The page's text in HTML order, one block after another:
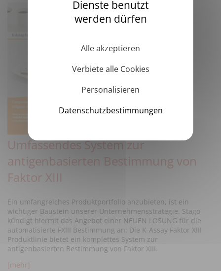
Umfassendes System zur
antigenbasierten Bestimmung von
Faktor XIII
Ein umfangreiches Produktportfolio anzubieten, ist ein
wichtiger Baustein unserer Unternehmensstrategie. Stago
kündigt hiermit das Angebot einer NEUEN LÖSUNG für die
automatisierte FXIII Bestimmung an: Die K-Assay Faktor XIII
Produktlinie bietet ein komplettes System zur
antigenbasierten Bestimmung von Faktor XIII.
[mehr]
Dienste benutzt
werden dürfen
Alle akzeptieren
Verbiete alle Cookies
Personalisieren
Datenschutzbestimmungen